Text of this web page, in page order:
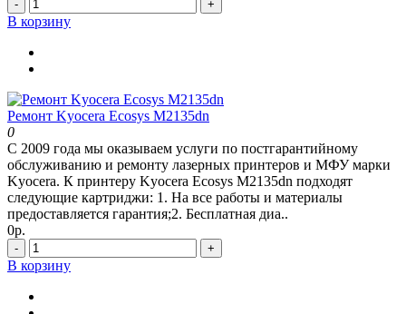
- +
В корзину
Ремонт Kyocera Ecosys M2135dn
0
С 2009 года мы оказываем услуги по постгарантийному
обслуживанию и ремонту лазерных принтеров и МФУ марки
Kyocera. К принтеру Kyocera Ecosys M2135dn подходят
следующие картриджи: 1. На все работы и материалы
предоставляется гарантия;2. Бесплатная диа..
0р.
- +
В корзину